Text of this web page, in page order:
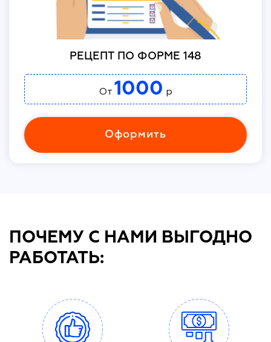
РЕЦЕПТ ПО ФОРМЕ 148
От 1000 р
Оформить
ПОЧЕМУ С НАМИ ВЫГОДНО
РАБОТАТЬ: